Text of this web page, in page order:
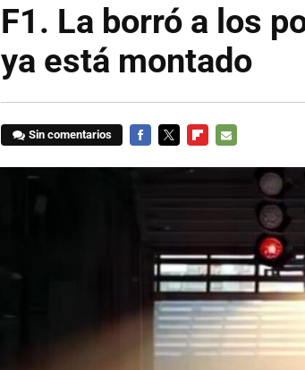
F1. La borró a los
ya está montado
Sin comentarios